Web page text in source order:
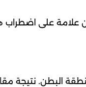
على اضطراب
البطن. نتيجة